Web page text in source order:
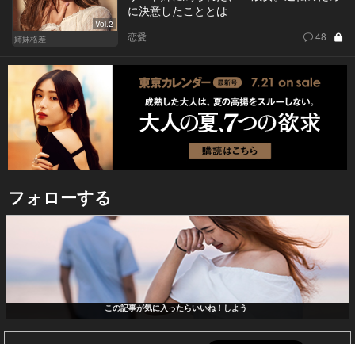
Vol.2
姉妹格差
に決意したこととは
恋愛 48
フォローする
この記事が気に入ったらいいね！しよう